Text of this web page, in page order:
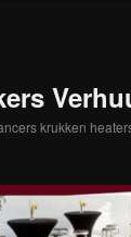
krukken